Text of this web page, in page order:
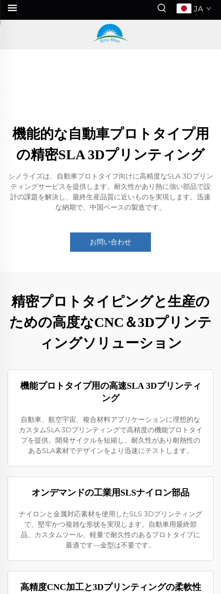
JA
機能的な自動車プロトタイプ用
の精密SLA 3Dプリンティング
シノライズは、自動車プロトタイプ向けに高精度なSLA 3Dプリン
ティングサービスを提供します。耐久性があり熱に強い部品で設
計の課題を解決し、最終生産品質に近いものを実現します。迅速
な納期で、中国ベースの製造です。
お問い合わせ
精密プロトタイピングと生産の
ための高度なCNC＆3Dプリンテ
ィングソリューション
機能プロトタイプ用の高速SLA 3Dプリンティ
ング
自動車、航空宇宙、複合材料アプリケーションに理想的な
カスタムSLA 3Dプリンティングで高精度の機能プロトタイ
プを提供。開発サイクルを短縮し、耐久性があり耐熱性の
あるSLA素材でデザインをより迅速にテストします。
オンデマンドの工業用SLSナイロン部品
ナイロンと金属対応素材を使用したSLS 3Dプリンティング
で、堅牢かつ複雑な形状を実現します。自動車用最終部
品、カスタムツール、軽量で耐久性のあるプロトタイプに
最適です—金型は不要です。
高精度CNC加工と3Dプリンティングの柔軟性